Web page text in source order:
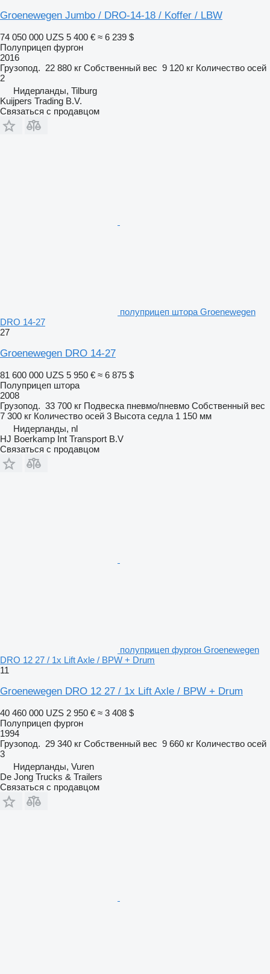
Groenewegen Jumbo / DRO-14-18 / Koffer / LBW
74 050 000 UZS 5 400 € ≈ 6 239 $
Полуприцеп фургон
2016
Грузопод. 22 880 кг Собственный вес 9 120 кг Количество осей
2
Нидерланды, Tilburg
Kuijpers Trading B.V.
Связаться с продавцом
полуприцеп штора Groenewegen
DRO 14-27
27
Groenewegen DRO 14-27
81 600 000 UZS 5 950 € ≈ 6 875 $
Полуприцеп штора
2008
Грузопод. 33 700 кг Подвеска пневмо/пневмо Собственный вес
7 300 кг Количество осей 3 Высота седла 1 150 мм
Нидерланды, nl
HJ Boerkamp Int Transport B.V
Связаться с продавцом
полуприцеп фургон Groenewegen
DRO 12 27 / 1x Lift Axle / BPW + Drum
11
Groenewegen DRO 12 27 / 1x Lift Axle / BPW + Drum
40 460 000 UZS 2 950 € ≈ 3 408 $
Полуприцеп фургон
1994
Грузопод. 29 340 кг Собственный вес 9 660 кг Количество осей
3
Нидерланды, Vuren
De Jong Trucks & Trailers
Связаться с продавцом